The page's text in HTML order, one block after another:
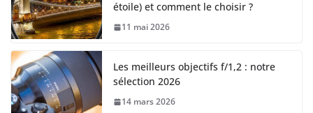
étoile) et comment le choisir ?
11 mai 2026
Les meilleurs objectifs f/1,2 : notre
sélection 2026
14 mars 2026